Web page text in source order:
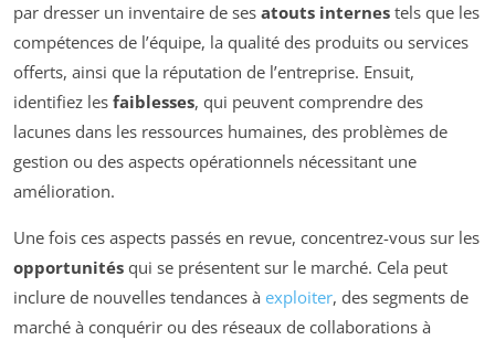
par dresser un inventaire de ses atouts internes tels que les
compétences de l’équipe, la qualité des produits ou services
offerts, ainsi que la réputation de l’entreprise. Ensuit,
identifiez les faiblesses, qui peuvent comprendre des
lacunes dans les ressources humaines, des problèmes de
gestion ou des aspects opérationnels nécessitant une
amélioration.
Une fois ces aspects passés en revue, concentrez-vous sur les
opportunités qui se présentent sur le marché. Cela peut
inclure de nouvelles tendances à exploiter, des segments de
marché à conquérir ou des réseaux de collaborations à